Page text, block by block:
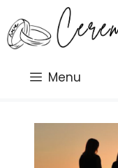
al
contenido
Menu